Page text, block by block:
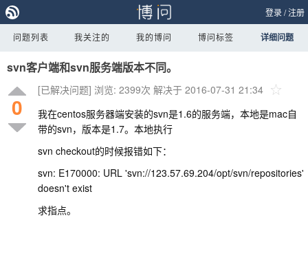
登录/注册
问题列表 我关注的 我的博问 博问标签 详细问题
svn客户端和svn服务端版本不同。
0
[已解决问题] 浏览: 2399次 解决于 2016-07-31 21:34
我在centos服务器端安装的svn是1.6的服务端，本地是mac自
带的svn，版本是1.7。本地执行
svn checkout的时候报错如下：
svn: E170000: URL 'svn://123.57.69.204/opt/svn/repositories'
doesn't exist
求指点。